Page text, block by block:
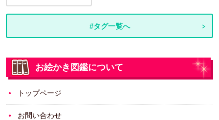
#タグ一覧へ
お絵かき図鑑について
トップページ
お問い合わせ